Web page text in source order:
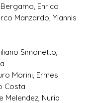
Enrico
Manzardo, Yiannis
Simonetto,
Morini, Ermes
Costa
Melendez, Nuria